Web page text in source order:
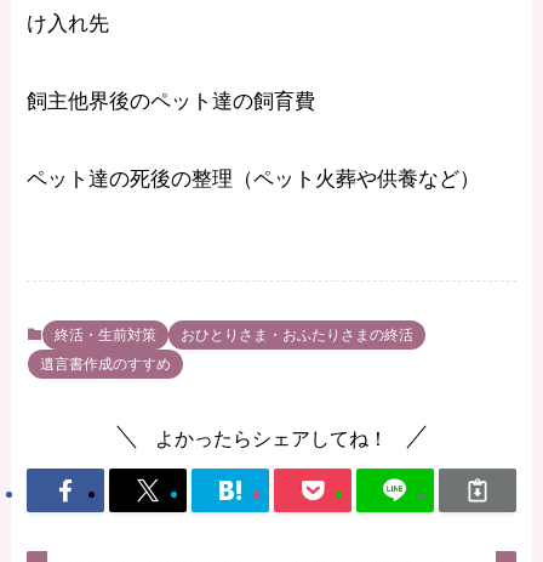
け入れ先
飼主他界後のペット達の飼育費
ペット達の死後の整理（ペット火葬や供養など）
終活・生前対策
おひとりさま・おふたりさまの終活
遺言書作成のすすめ
よかったらシェアしてね！